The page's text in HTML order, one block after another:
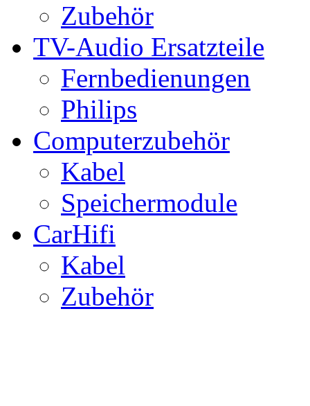
Zubehör
TV-Audio Ersatzteile
Fernbedienungen
Philips
Computerzubehör
Kabel
Speichermodule
CarHifi
Kabel
Zubehör